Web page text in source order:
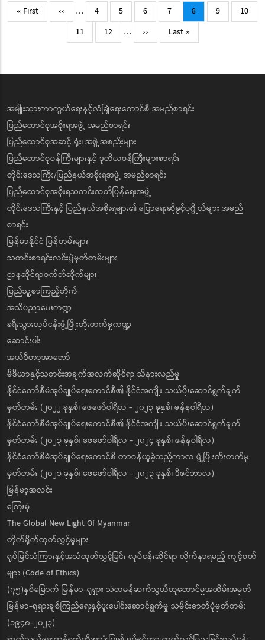
Pagination
First
page
« First
Previous
page
‹‹ … Page
4 Page
5 Page
6 Page
7
Current
page
8 Page
9 Page
10
Page
11 Page
12 …
Next
page
››
Last
page
Last »
အမျိုးသားကာကွယ်ရေးနှင့်လုံခြုံရေးကောင်စီ အမည်စာရင်း
ပြည်ထောင်စုအစိုးရအဖွဲ့ အမည်စာရင်း
ပြည်ထောင်စုအဆင့် ရုံး၊ အဖွဲ့အစည်းများ
ပြည်ထောင်စုဝန်ကြီးများနှင့် ဒုတိယဝန်ကြီးများစာရင်း
တိုင်းဒေသကြီး/ပြည်နယ်အစိုးရအဖွဲ့ အမည်စာရင်း
ပြည်ထောင်စုအစိုးရသတင်းထုတ်ပြန်ရေးအဖွဲ့
တိုင်းဒေသကြီးနှင့် ပြည်နယ်အစိုးရများ၏ ပြောရေးဆိုခွင့်ပုဂ္ဂိုလ်များ အမည်
စာရင်း
မြန်မာနိုင်ငံ ပြန်တမ်းများ
သတင်းစာရှင်းလင်းပွဲမှတ်တမ်းများ
ဌာနဆိုင်ရာဝက်ဘ်ဆိုက်များ
ပြည်သူ့စာကြည့်တိုက်
အသိပညာပေးကဏ္ဍ
ခရီးသွားလုပ်ငန်းဖွံ့ဖြိုးတိုးတက်မှုကဏ္ဍ
ဆောင်းပါး
အယ်ဒီတာ့အာဘော်
မီဒီယာနှင့်သတင်းအချက်အလက်ဆိုင်ရာ သိနားလည်မှု
နိုင်ငံတော်စီမံအုပ်ချုပ်ရေးကောင်စီ၏ နိုင်ငံအကျိုး သယ်ပိုးဆောင်ရွက်ချက်
မှတ်တမ်း (၂၀၂၂ ခုနှစ်၊ ဖေဖော်ဝါရီလ - ၂၀၂၃ ခုနှစ်၊ ဇန်နဝါရီလ)
နိုင်ငံတော်စီမံအုပ်ချုပ်ရေးကောင်စီ၏ နိုင်ငံအကျိုး သယ်ပိုးဆောင်ရွက်ချက်
မှတ်တမ်း (၂၀၂၃ ခုနှစ်၊ ဖေဖော်ဝါရီလ - ၂၀၂၄ ခုနှစ်၊ ဇန်နဝါရီလ)
နိုင်ငံတော်စီမံအုပ်ချုပ်ရေးကောင်စီ တာဝန်ယူခဲ့သည့်ကာလ ဖွံ့ဖြိုးတိုးတက်မှု
မှတ်တမ်း (၂၀၂၁ ခုနှစ်၊ ဖေဖော်ဝါရီလ - ၂၀၂၃ ခုနှစ်၊ ဒီဇင်ဘာလ)
မြန်မာ့အလင်း
ကြေးမုံ
The Global New Light Of Myanmar
တိုက်ရိုက်ထုတ်လွှင့်မှုများ
ရုပ်မြင်သံကြားနှင့်အသံထုတ်လွှင့်ခြင်း လုပ်ငန်းဆိုင်ရာ လိုက်နာရမည့် ကျင့်ဝတ်
များ (Code of Ethics)
(၇၅)နှစ်မြောက် မြန်မာ-ရုရှား သံတမန်ဆက်သွယ်ထူထောင်မှုအထိမ်းအမှတ်
မြန်မာ-ရုရှားချစ်ကြည်ရေးနှင့်ပူးပေါင်းဆောင်ရွက်မှု သမိုင်းဓာတ်ပုံမှတ်တမ်း
(၁၉၄၈-၂၀၂၃)